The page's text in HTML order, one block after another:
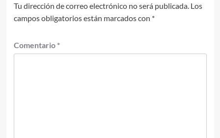
Tu dirección de correo electrónico no será publicada. Los
campos obligatorios están marcados con *
Comentario *